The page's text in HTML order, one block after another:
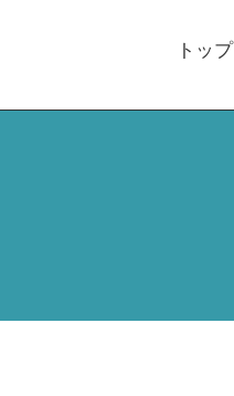
トップ